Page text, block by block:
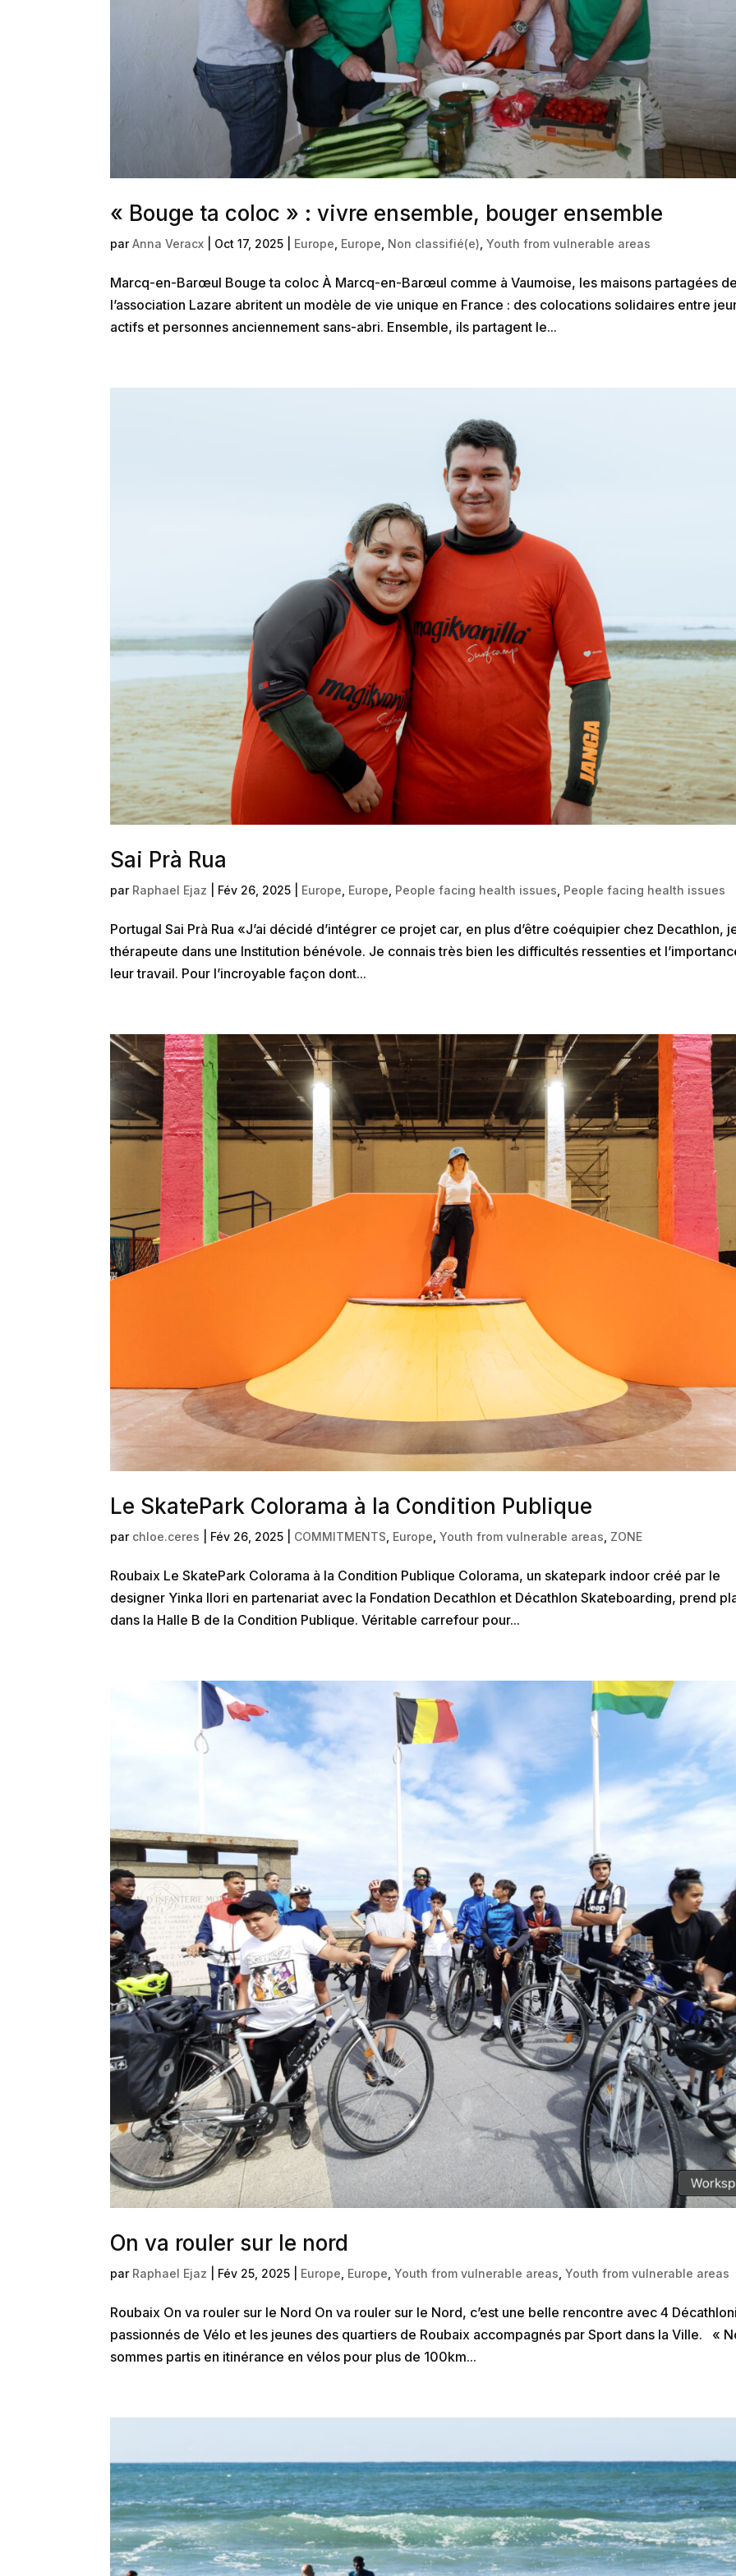
« Bouge ta coloc » : vivre ensemble, bouger ensemble
parAnna Veracx Oct 17, 2025 Europe Europe Non classifié(e) ,Youth from vulnerable areas
Marcq-en-Barœul Bouge ta coloc À Marcq-en-Barœul comme à Vaumoise, les maisons partagées
l’association Lazare abritent un modèle de vie unique en France : des colocations solidaires entre
actifs et personnes anciennement sans-abri. Ensemble, ils partagent le...
Sai Prà Rua
par Raphael Ejaz Fév 26, 2025 Europe Europe People facing health issues People facing health issues
Portugal Sai Prà Rua «J’ai décidé d’intégrer ce projet car, en plus d’être coéquipier chez Decathlon,
thérapeute dans une Institution bénévole. Je connais très bien les difficultés ressenties et
leur travail. Pour l’incroyable façon dont...
Le SkatePark Colorama à la Condition Publique
par chloe.ceres Fév 26, 2025 COMMITMENTS Europe ,Youth from vulnerable areas ZONE
Roubaix Le SkatePark Colorama à la Condition Publique Colorama, un skatepark indoor créé par le
designer Yinka Ilori en partenariat avec la Fondation Decathlon et Décathlon Skateboarding, prend
dans la Halle B de la Condition Publique. Véritable carrefour pour...
On va rouler sur le nord
par Raphael Ejaz Fév 25, 2025 Europe, Europe,Youth from vulnerable areas,Youth from vulnerable areas
Roubaix On va rouler sur le Nord On va rouler sur le Nord, c’est une belle rencontre avec 4
passionnés de Vélo et les jeunes des quartiers de Roubaix accompagnés par Sport dans la Ville. «
sommes partis en itinérance en vélos pour plus de 100km...